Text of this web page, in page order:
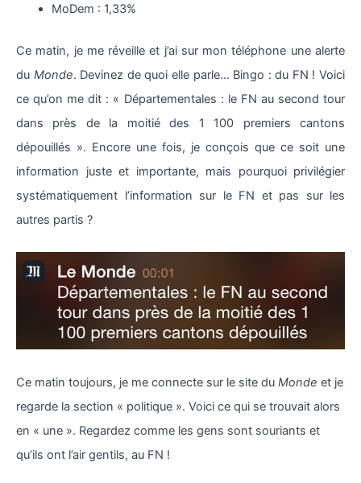
MoDem : 1,33%
Ce matin, je me réveille et j’ai sur mon téléphone une alerte
du Monde. Devinez de quoi elle parle… Bingo : du FN ! Voici
ce qu’on me dit : « Départementales : le FN au second tour
dans près de la moitié des 1 100 premiers cantons
dépouillés ». Encore une fois, je conçois que ce soit une
information juste et importante, mais pourquoi privilégier
systématiquement l’information sur le FN et pas sur les
autres partis ?
Ce matin toujours, je me connecte sur le site du Monde et je
regarde la section « politique ». Voici ce qui se trouvait alors
en « une ». Regardez comme les gens sont souriants et
qu’ils ont l’air gentils, au FN !